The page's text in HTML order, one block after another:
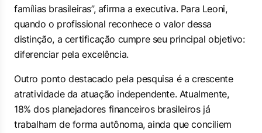
famílias brasileiras”, afirma a executiva. Para Leoni,
quando o profissional reconhece o valor dessa
distinção, a certificação cumpre seu principal objetivo:
diferenciar pela excelência.
Outro ponto destacado pela pesquisa é a crescente
atratividade da atuação independente. Atualmente,
18% dos planejadores financeiros brasileiros já
trabalham de forma autônoma, ainda que conciliem